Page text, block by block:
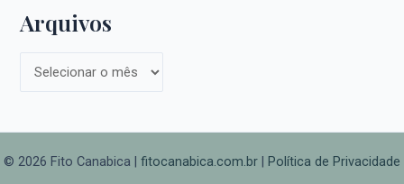
Arquivos
© 2026 Fito Canabica | fitocanabica.com.br | Política de Privacidade